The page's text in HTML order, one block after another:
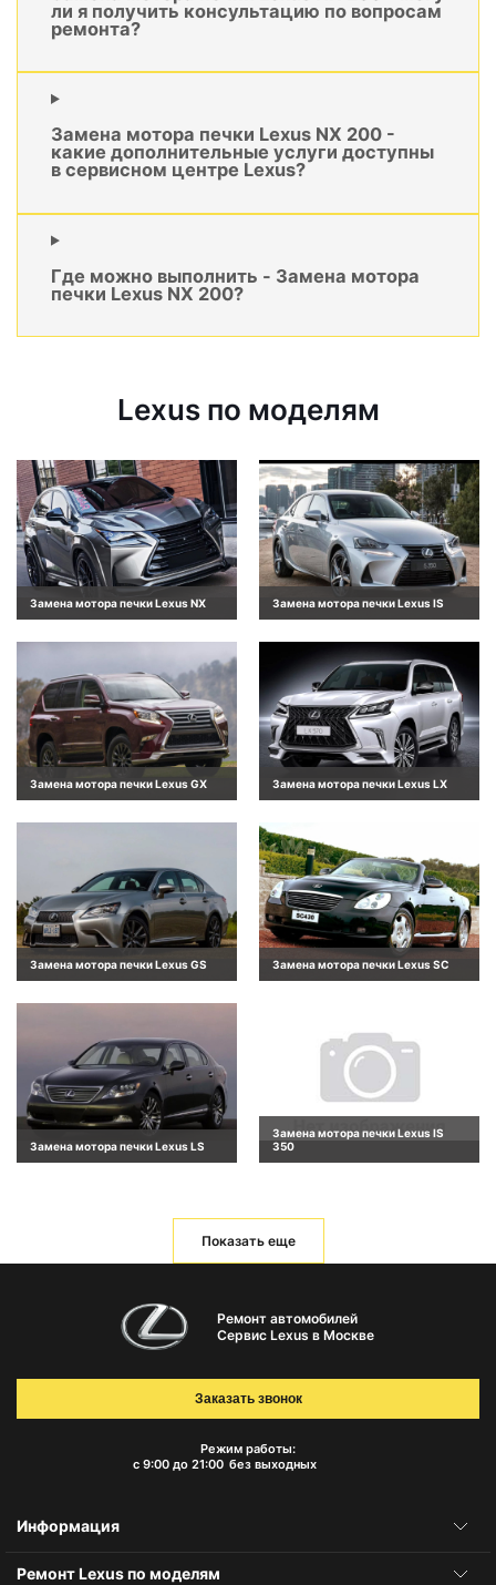
ли я получить консультацию по вопросам
ремонта?
Замена мотора печки Lexus NX 200 -
какие дополнительные услуги доступны
в сервисном центре Lexus?
Где можно выполнить - Замена мотора
печки Lexus NX 200?
Lexus по моделям
Замена мотора печки Lexus NX Замена мотора печки Lexus IS
Замена мотора печки Lexus GX Замена мотора печки Lexus LX
Замена мотора печки Lexus GS Замена мотора печки Lexus SC
Замена мотора печки Lexus LS
Замена мотора печки Lexus IS
350
Показать еще
Ремонт автомобилей
Сервис Lexus в Москве
Режим работы:
с 9:00 до 21:00 без выходных
Заказать звонок
Информация
Ремонт Lexus по моделям